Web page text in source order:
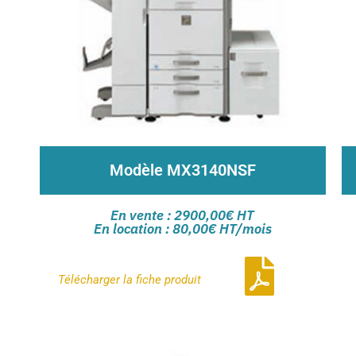
31ppm
Large écran de 10,1 pouces pour visualiser son
Point d’accès WiFi et application Sharpdesk
mobile
Modèle MX3140NSF
En vente : 2900,00€ HT
En location : 80,00€ HT/mois
Télécharger lafiche produit